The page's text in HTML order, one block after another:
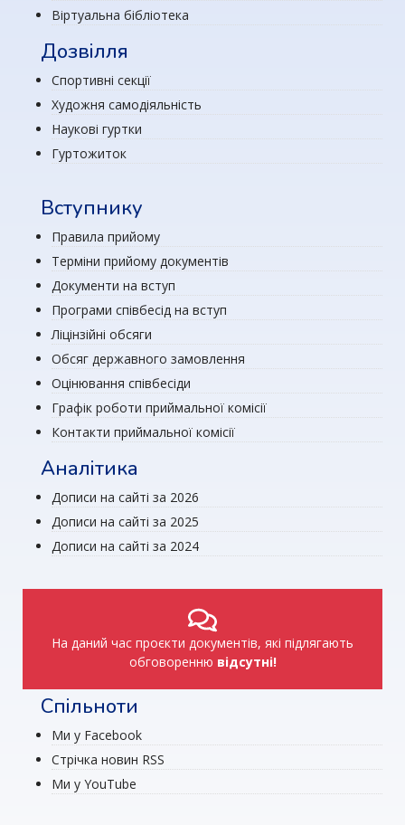
Віртуальна бібліотека
Дозвілля
Спортивні секції
Художня самодіяльність
Наукові гуртки
Гуртожиток
Вступнику
Правила прийому
Терміни прийому документів
Документи на вступ
Програми співбесід на вступ
Ліцінзійні обсяги
Обсяг державного замовлення
Оцінювання співбесіди
Графік роботи приймальної комісії
Контакти приймальної комісії
Аналітика
Дописи на сайті за 2026
Дописи на сайті за 2025
Дописи на сайті за 2024
На даний час проєкти документів, які підлягають
обговоренню відсутні!
Спільноти
Ми у Facebook
Стрічка новин RSS
Ми у YouTube